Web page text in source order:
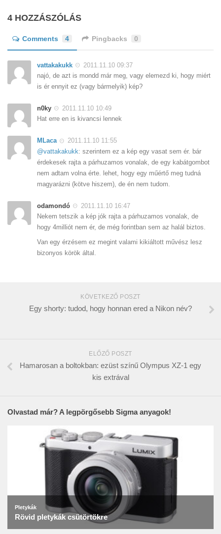
4 HOZZÁSZÓLÁS
Comments 4 Pingbacks 0
vattakakukk
2011.11.10 09:37
najó, de azt is mondd már meg, vagy elemezd ki, hogy miért
is ér ennyit ez (vagy bármelyik) kép?
n0ky
2011.11.10 10:49
Hat erre en is kivancsi lennek
MLaca
2011.11.10 11:55
@vattakakukk: szerintem ez a kép egy vasat sem ér. bár
érdekesek rajta a párhuzamos vonalak, de egy kabátgombot
nem adtam volna érte. lehet, hogy egy műértő meg tudná
magyarázni (kötve hiszem), de én nem tudom.
odamondó
2011.11.10 16:47
Nekem tetszik a kép jók rajta a párhuzamos vonalak, de
hogy 4milliót nem ér, de még forintban sem az halál biztos.
Van egy érzésem ez megint valami kikiáltott művész lesz
bizonyos körök által.
KÖVETKEZŐ POSZT
Egy shorty: tudod, hogy honnan ered a Nikon név?
ELŐZŐ POSZT
Hamarosan a boltokban: ezüst színű Olympus XZ-1 egy
kis extrával
Olvastad már? A legpörgősebb Sigma anyagok!